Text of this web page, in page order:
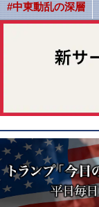
#中東動乱の深層